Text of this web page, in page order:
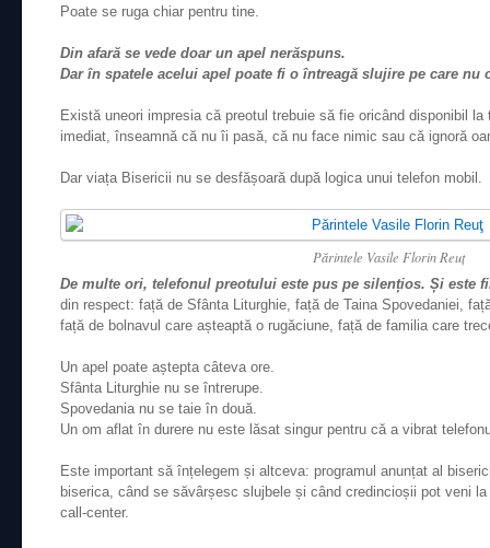
Poate se ruga chiar pentru tine.
Din afară se vede doar un apel nerăspuns.
Dar în spatele acelui apel poate fi o întreagă slujire pe care nu
Există uneori impresia că preotul trebuie să fie oricând disponibil
imediat, înseamnă că nu îi pasă, că nu face nimic sau că ignoră
Dar viața Bisericii nu se desfășoară după logica unui telefon mobil.
Părintele Vasile Florin Reuţ
De multe ori, telefonul preotului este pus pe silențios. Și este
din respect: față de Sfânta Liturghie, față de Taina Spovedaniei,
față de bolnavul care așteaptă o rugăciune, față de familia care
Un apel poate aștepta câteva ore.
Sfânta Liturghie nu se întrerupe.
Spovedania nu se taie în două.
Un om aflat în durere nu este lăsat singur pentru că a vibrat
Este important să înțelegem și altceva: programul anunțat al
biserica, când se săvârșesc slujbele și când credincioșii pot veni
call-center.